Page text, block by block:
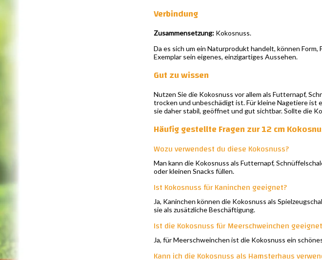
Verbindung
Zusammensetzung: Kokosnuss.
Da es sich um ein Naturprodukt handelt, können
Exemplar sein eigenes, einzigartiges Aussehen.
Gut zu wissen
Nutzen Sie die Kokosnuss vor allem als Futternapf,
trocken und unbeschädigt ist. Für kleine Nagetiere ist
sie daher stabil, geöffnet und gut sichtbar. Sollte die
Häufig gestellte Fragen zur 12 cm
Wozu verwendest du diese Kokosnuss?
Man kann die Kokosnuss als Futternapf,
oder kleinen Snacks füllen.
Ist Kokosnuss für Kaninchen geeignet?
Ja, Kaninchen können die Kokosnuss als
sie als zusätzliche Beschäftigung.
Ist die Kokosnuss für Meerschweinchen
Ja, für Meerschweinchen ist die Kokosnuss ein
Kann ich die Kokosnuss als Hamsterhaus